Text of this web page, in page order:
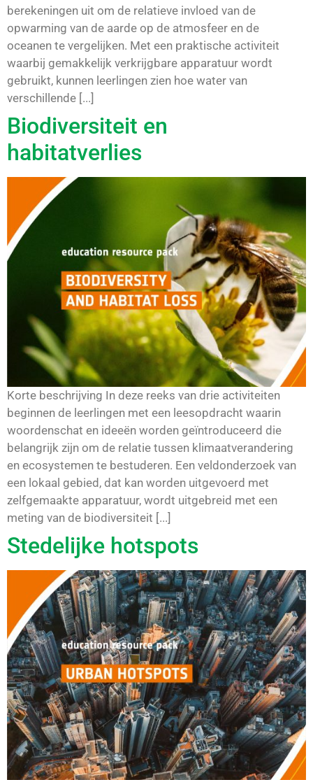
berekeningen uit om de relatieve invloed van de
opwarming van de aarde op de atmosfeer en de
oceanen te vergelijken. Met een praktische activiteit
waarbij gemakkelijk verkrijgbare apparatuur wordt
gebruikt, kunnen leerlingen zien hoe water van
verschillende [...]
Biodiversiteit en
habitatverlies
Korte beschrijving In deze reeks van drie activiteiten
beginnen de leerlingen met een leesopdracht waarin
woordenschat en ideeën worden geïntroduceerd die
belangrijk zijn om de relatie tussen klimaatverandering
en ecosystemen te bestuderen. Een veldonderzoek van
een lokaal gebied, dat kan worden uitgevoerd met
zelfgemaakte apparatuur, wordt uitgebreid met een
meting van de biodiversiteit [...]
Stedelijke hotspots